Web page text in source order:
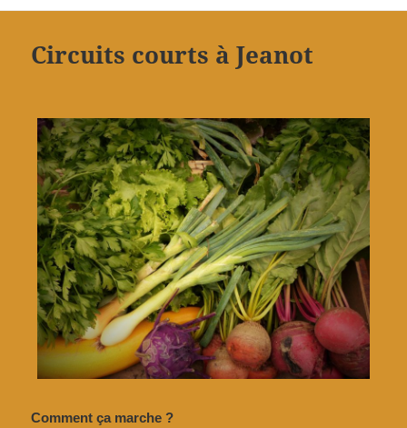
Circuits courts à Jeanot
Comment ça marche ?